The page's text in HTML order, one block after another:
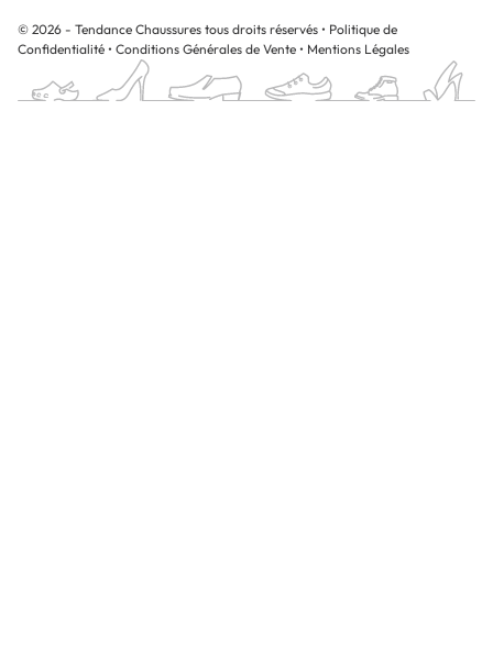
© 2026 - Tendance Chaussures tous droits réservés • Politique de
Confidentialité • Conditions Générales de Vente • Mentions Légales